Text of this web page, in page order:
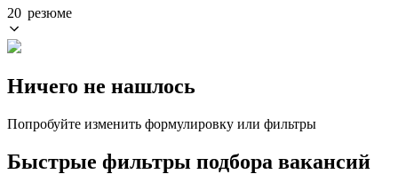
20 резюме
Ничего не нашлось
Попробуйте изменить формулировку или фильтры
Быстрые фильтры подбора вакансий